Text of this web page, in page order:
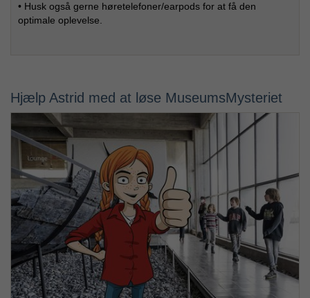
• Husk også gerne høretelefoner/earpods for at få den
optimale oplevelse.
Hjælp Astrid med at løse MuseumsMysteriet